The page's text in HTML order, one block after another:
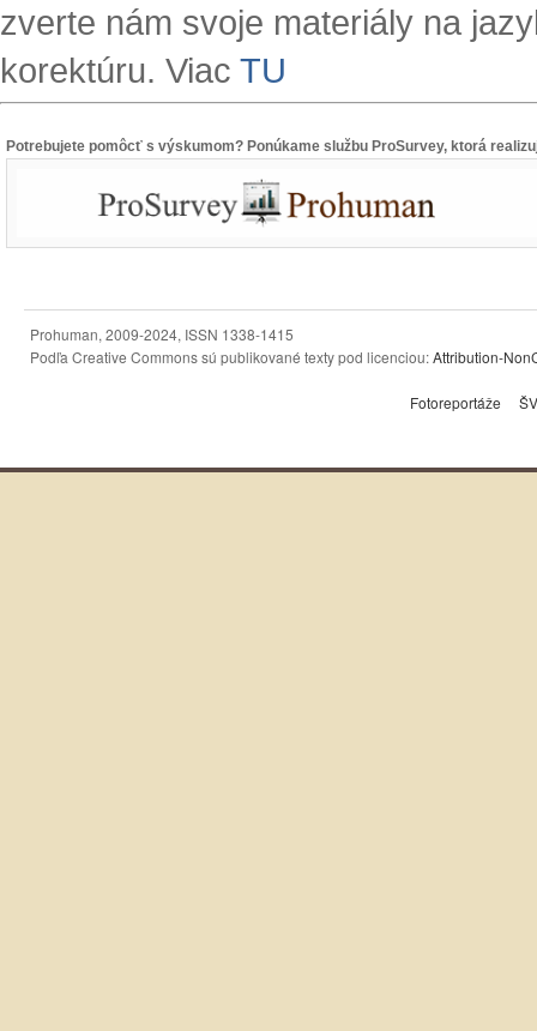
zverte nám svoje materiály na
korektúru. Viac TU
Potrebujete pomôcť s výskumom? Ponúkame službu ProSurvey, ktorá
Prohuman, 2009-2024, ISSN 1338-1415
Podľa Creative Commons sú publikované texty pod licenciou:Attribution-
Fotoreportáže